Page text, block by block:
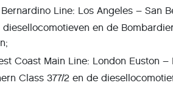
Line: Los Angeles – San
diesellocomotieven en de
Coast Main Line: London Euston
Class 377/2 en de